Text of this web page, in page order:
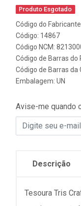
Produto Esgotado
Código do
Código: 14867
Código NCM:
Código de Barras
Código de Barras da
Embalagem: UN
Avise-me quando
Descrição
Tesoura Tris